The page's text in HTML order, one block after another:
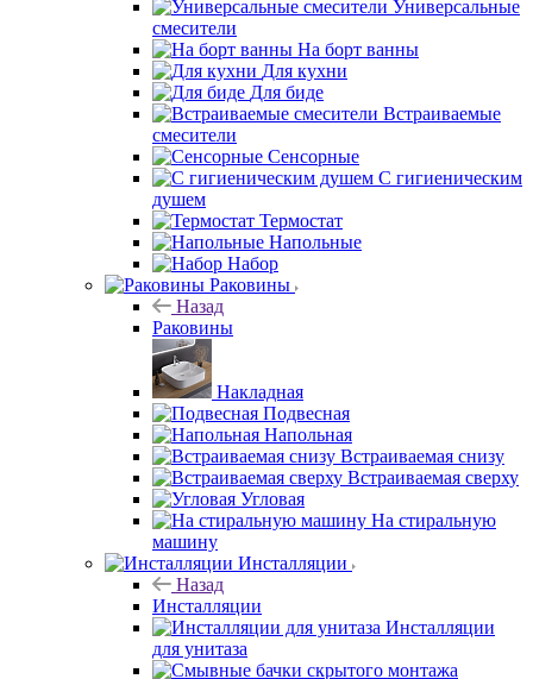
Универсальные
смесители
На борт ванны
Для кухни
Для биде
Встраиваемые
смесители
Сенсорные
С гигиеническим
душем
Термостат
Напольные
Набор
Раковины
Назад
Раковины
Накладная
Подвесная
Напольная
Встраиваемая снизу
Встраиваемая сверху
Угловая
На стиральную
машину
Инсталляции
Назад
Инсталляции
Инсталляции
для унитаза